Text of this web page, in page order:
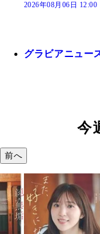
2026年08月06日 12:00
グラビアニュー
今
前へ